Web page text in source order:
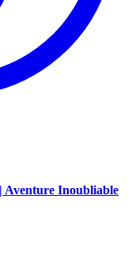
Aventure Inoubliable